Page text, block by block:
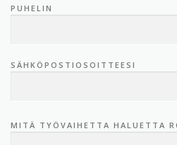
PUHELIN
SÄHKÖPOSTIOSOITTEESI
MITÄ TYÖVAIHETTA HALUETTA